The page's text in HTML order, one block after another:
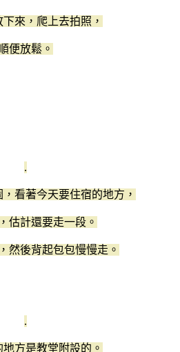
來，爬上去拍照，
便放鬆。
.
看著今天要住宿的地方，
估計還要走一段。
然後背起包包慢慢走。
.
方是教堂附設的。